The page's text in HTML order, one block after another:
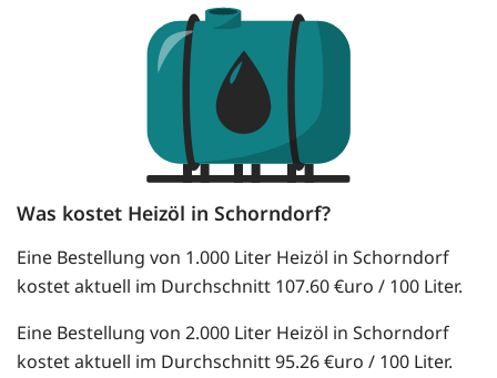
Was kostet Heizöl in Schorndorf?
Eine Bestellung von 1.000 Liter Heizöl in Schorndorf
kostet aktuell im Durchschnitt 107.60 €uro / 100 Liter.
Eine Bestellung von 2.000 Liter Heizöl in Schorndorf
kostet aktuell im Durchschnitt 95.26 €uro / 100 Liter.